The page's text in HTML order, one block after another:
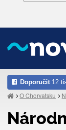
Doporučit 12
O Chorvatsku